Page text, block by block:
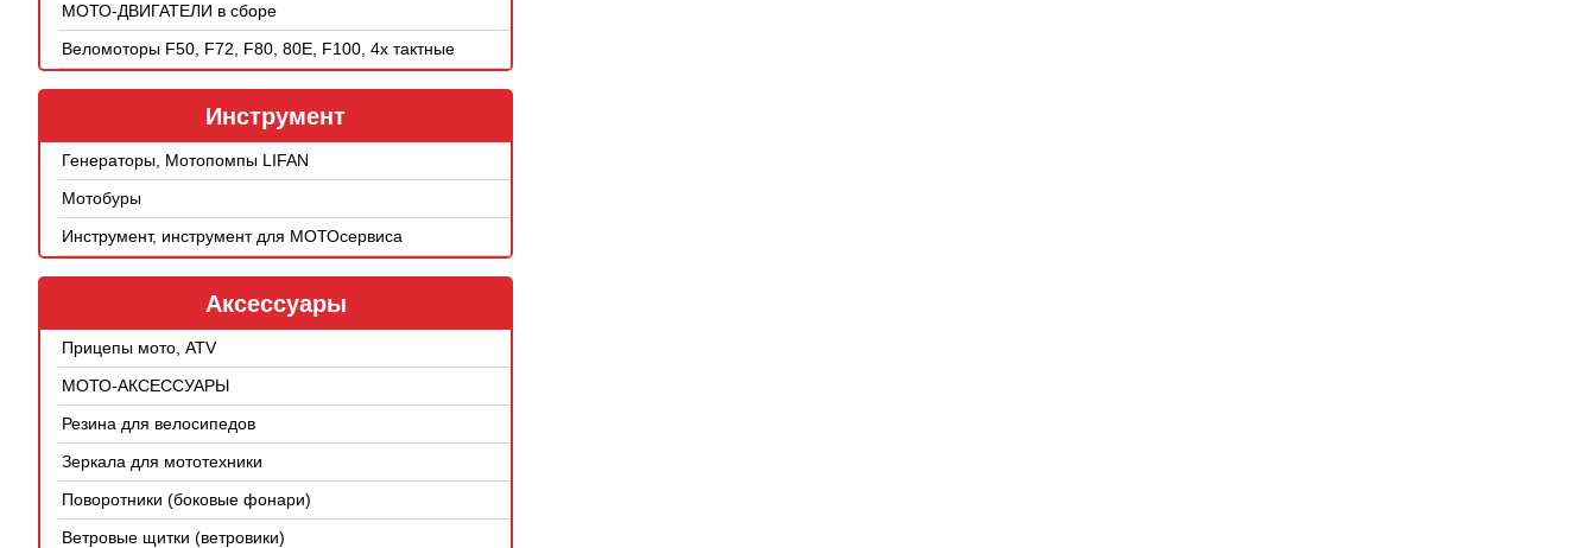
МОТО-ДВИГАТЕЛИ в сборе
Веломоторы F50, F72, F80, 80E, F100, 4х тактные
Инструмент
Генераторы, Мотопомпы LIFAN
Мотобуры
Инструмент, инструмент для МОТОсервиса
Аксессуары
Прицепы мото, ATV
МОТО-АКСЕССУАРЫ
Резина для велосипедов
Зеркала для мототехники
Поворотники (боковые фонари)
Ветровые щитки (ветровики)